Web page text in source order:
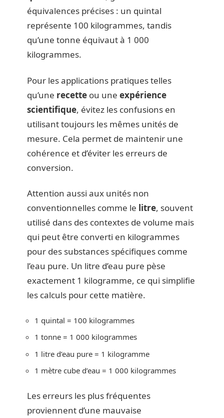
équivalences précises : un quintal
représente 100 kilogrammes, tandis
qu’une tonne équivaut à 1 000
kilogrammes.
Pour les applications pratiques telles
qu’une recette ou une expérience
scientifique, évitez les confusions en
utilisant toujours les mêmes unités de
mesure. Cela permet de maintenir une
cohérence et d’éviter les erreurs de
conversion.
Attention aussi aux unités non
conventionnelles comme le litre, souvent
utilisé dans des contextes de volume mais
qui peut être converti en kilogrammes
pour des substances spécifiques comme
l’eau pure. Un litre d’eau pure pèse
exactement 1 kilogramme, ce qui simplifie
les calculs pour cette matière.
1 quintal = 100 kilogrammes
1 tonne = 1 000 kilogrammes
1 litre d’eau pure = 1 kilogramme
1 mètre cube d’eau = 1 000 kilogrammes
Les erreurs les plus fréquentes
proviennent d’une mauvaise